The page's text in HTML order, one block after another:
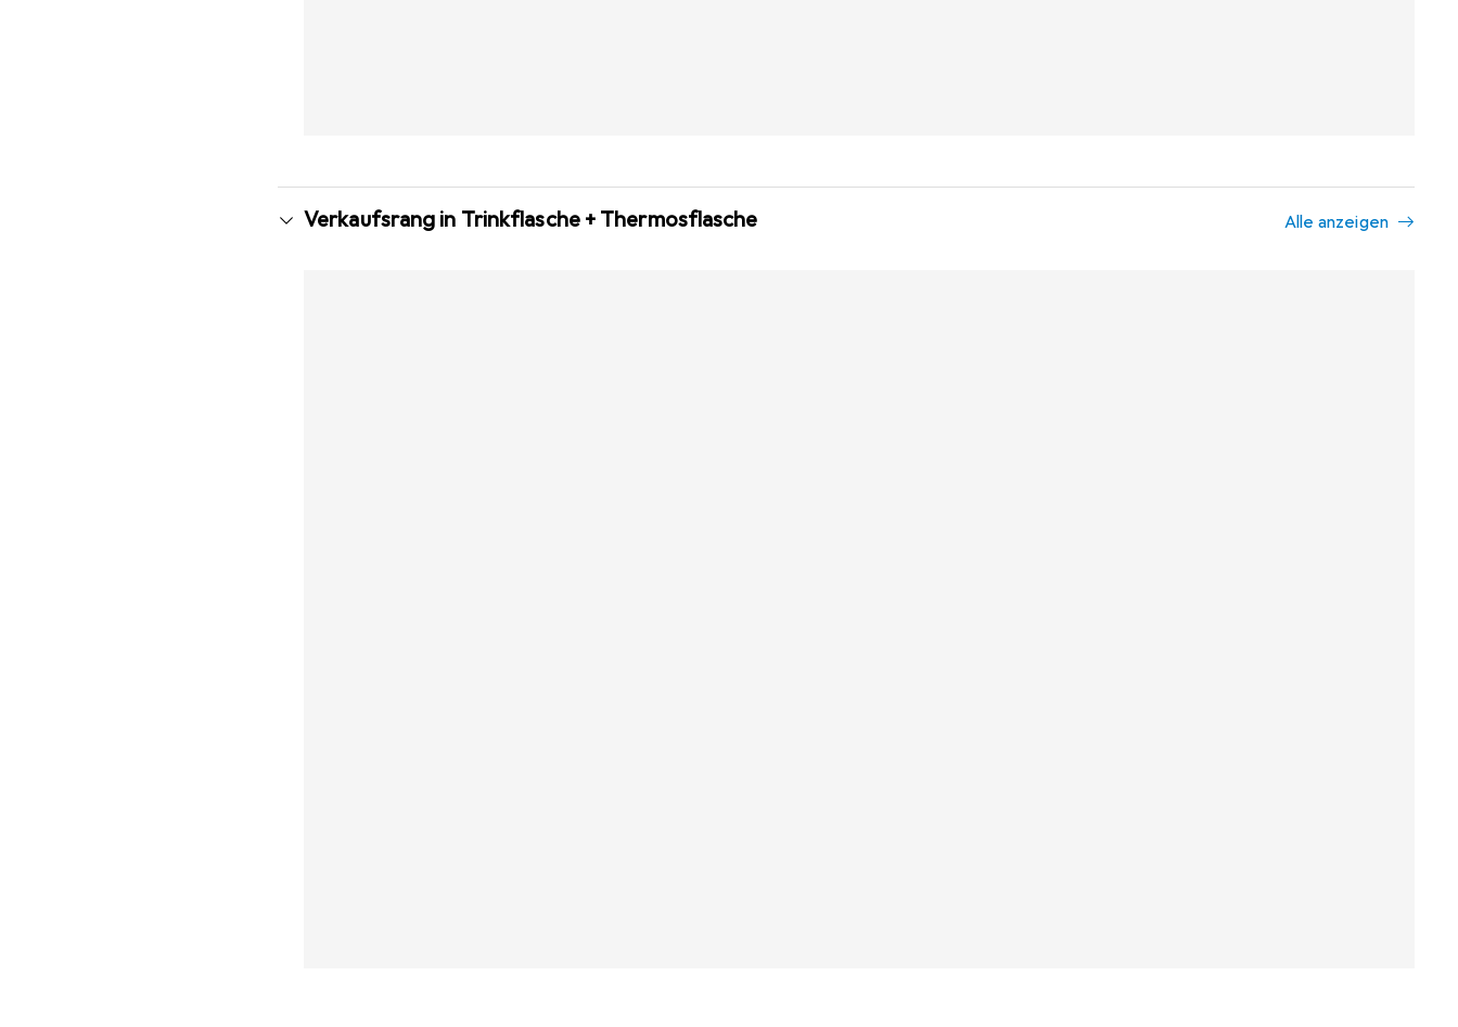
Verkaufsrang in Trinkflasche + Thermosflasche Alle anzeigen